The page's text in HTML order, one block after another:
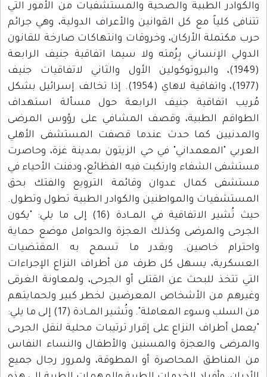
والكوادر الطبية والصحية والمستشفيات من الأمور التي
تتنافى كلياً مع كل القوانين والأعراف الدولية، وهي جرائم
حرب مكتملة الأركان، وخروقات وانتهاكات صارخة للقانون
الدولي الإنساني بِرُمته ولا سيما اتفاقية جنيف الرابعة
(1949)، والبروتوكولين الأول والثاني لاتفاقيات جنيف
(1977)، واتفاقية لاهاي (1954). إذا تخالف إسرائيل بشكل
مُريب اتفاقية جنيف الرابعة حول مسألة استهداف
الطواقم الطبية، وقصف المشافي على رؤوس المرضى
والمدنيين كما حدث عندما قصفت المستشفى الأهلي
العربي "المعمداني" في حي الزيتون بمدينة غزة، وحاصرت
مستشفى الشفاء وارتكبت فيه الفظائع، ودفنت الأحياء في
مستشفى كمال عدوان وقائمة الترويع والفتك بحق
المستشفيات والمواطنين والكوادر الطبية تطول وتطول.
حيث تُشير الاتفاقية في المــادة (16) إلى ما يلي: "يكون
الجرحى والمرضى وكذلك العجزة والحوامل موضع حماية
واحترام خاصين. وبقدر ما تسمح به المقتضيات
العسكرية، يسهل كل طرف من أطراف النزاع الإجراءات
التي تتخذ للبحث عن القتلى أو الجرحى، ولمعاونة الغرقى
وغيرهم من الأشخاص المعرضين لخطر كبير ولحمايتهم
من السلب وسوء المعاملة". وتُشير المــادة (17) إلى ما يلي:
"يعمل أطراف النزاع على إقرار ترتيبات محلية لنقل الجرحى
والمرضى والعجزة والمسنين والأطفال والنساء النفاس
من المناطق المحاصرة أو المطوقة، ولمرور رجال جميع